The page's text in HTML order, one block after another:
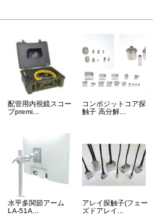
配管用内視鏡スコー
プpremi...
コンポジットコア探
触子 高分解...
水平多関節アーム
LA-51A...
アレイ探触子(フェー
ズドアレイ...